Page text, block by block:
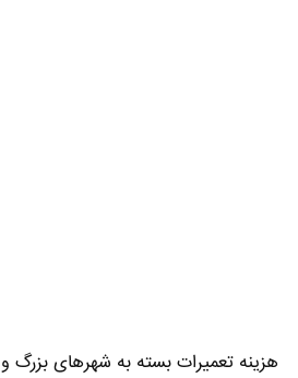
هزینه تعمیرات بسته به شهرهای